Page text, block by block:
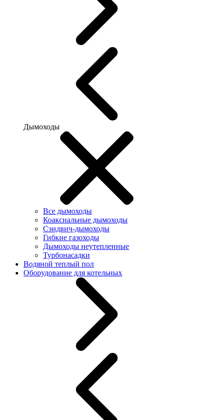
Дымоходы
Все дымоходы
Коаксиальные дымоходы
Сэндвич-дымоходы
Гибкие газоходы
Дымоходы неутепленные
Турбонасадки
Водяной теплый пол
Оборудование для котельных